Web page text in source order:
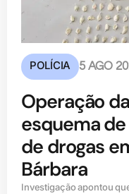
POLÍCIA 5 AGO
Operação
esquema
de drogas
Bárbara
Investigação apontou